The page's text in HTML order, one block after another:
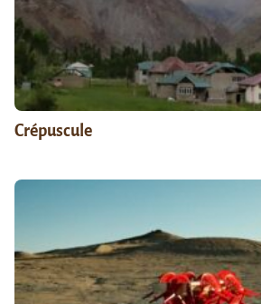
Crépuscule